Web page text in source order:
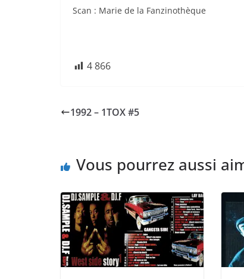
Scan : Marie de la Fanzinothèque
4 866
1992 – 1TOX #5
Vous pourrez aussi